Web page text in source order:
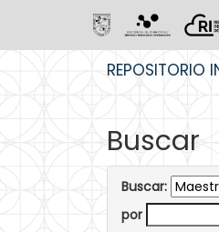
REPOSITORIO
Buscar
Buscar:
por